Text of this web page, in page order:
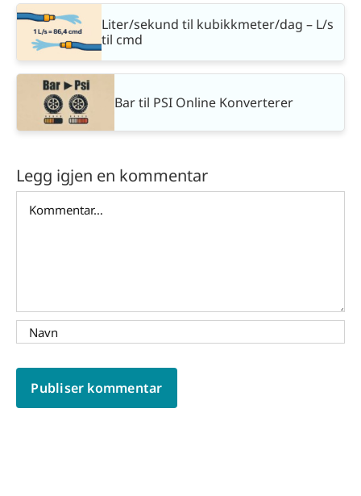
Liter/sekund til kubikkmeter/dag – L/s
til cmd
Bar til PSI Online Konverterer
Legg igjen en kommentar